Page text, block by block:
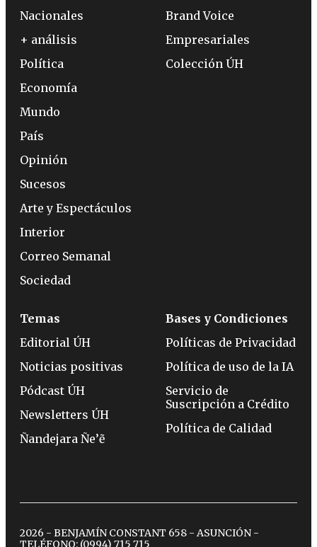
Nacionales
+ análisis
Política
Economía
Mundo
País
Opinión
Sucesos
Arte y Espectáculos
Interior
Correo Semanal
Sociedad
Brand Voice
Empresariales
Colección ÚH
Temas
Editorial ÚH
Noticias positivas
Pódcast ÚH
Newsletters ÚH
Ñandejara Ñe’ẽ
Bases y Condiciones
Políticas de Privacidad
Política de uso de la IA
Servicio de
Suscripción a Crédito
Política de Calidad
2026 - BENJAMÍN CONSTANT 658 - ASUNCIÓN -